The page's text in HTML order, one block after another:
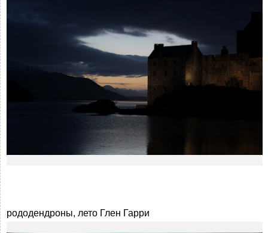
рододендроны, лето Глен Гарри